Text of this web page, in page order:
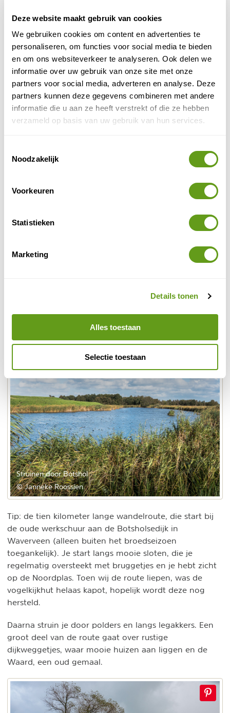
Deze website maakt gebruik van cookies
We gebruiken cookies om content en advertenties te
personaliseren, om functies voor social media te bieden
en om ons websiteverkeer te analyseren. Ook delen we
informatie over uw gebruik van onze site met onze
partners voor social media, adverteren en analyse. Deze
partners kunnen deze gegevens combineren met andere
informatie die u aan ze heeft verstrekt of die ze hebben
verzameld op basis van uw gebruik van hun services.
Noodzakelijk
Voorkeuren
Statistieken
Marketing
Details tonen
Alles toestaan
Selectie toestaan
Individuele reis
tussen de Loosdrechtse en de Vinkeveense
Plassen.
BEKIJK
ANWB Camping - Boerderijcamping Demmerik
De rustzoeker kan zijn hart ophalen in het
aan de rand van de Vinkeveense
Plassen. Hier mogen geen motorboten komen en
daarom is het een heerlijk rustige omgeving. De polder
met riet. Dit trekt moerasvogels aan als blauwborst,
Struinen door Botshol
© Janneke Roossien
Tip: de tien kilometer lange wandelroute, die start bij
de oude werkschuur aan de Botsholsedijk in
Waverveen (alleen buiten het broedseizoen
toegankelijk). Je start langs mooie sloten, die je
regelmatig oversteekt met bruggetjes en je hebt zicht
op de Noordplas. Toen wij de route liepen, was de
vogelkijkhut helaas kapot, hopelijk wordt deze nog
hersteld.
Daarna struin je door polders en langs legakkers. Een
groot deel van de route gaat over rustige
dijkweggetjes, waar mooie huizen aan liggen en de
Waard, een oud gemaal.